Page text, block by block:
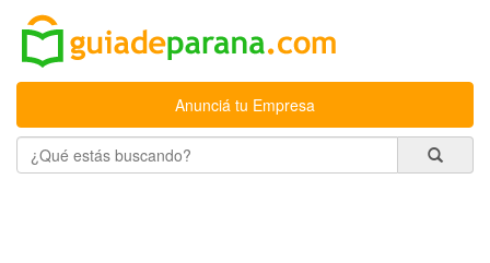
Anunciá tu Empresa